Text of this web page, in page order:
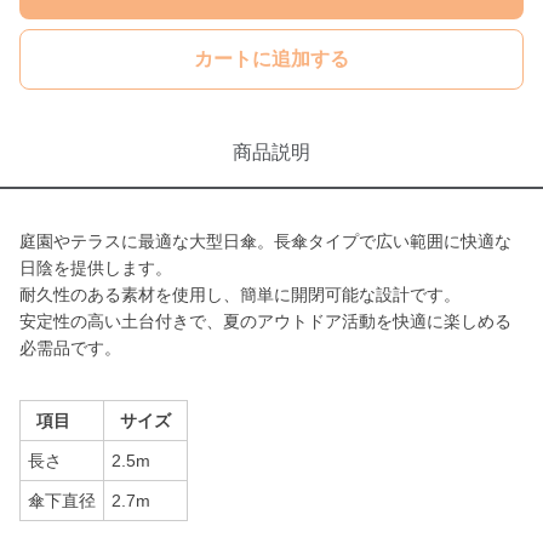
カートに追加する
商品説明
庭園やテラスに最適な大型日傘。長傘タイプで広い範囲に快適な
日陰を提供します。
耐久性のある素材を使用し、簡単に開閉可能な設計です。
安定性の高い土台付きで、夏のアウトドア活動を快適に楽しめる
必需品です。
項目 サイズ
長さ 2.5m
傘下直径 2.7m